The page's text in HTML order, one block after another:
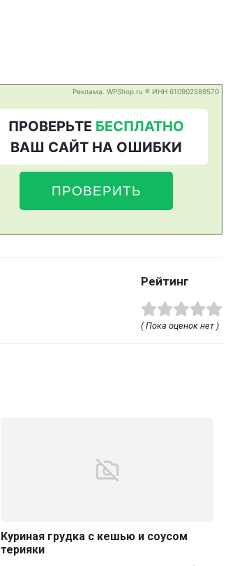
Рейтинг
( Пока оценок нет )
Куриная грудка с кешью и соусом
терияки